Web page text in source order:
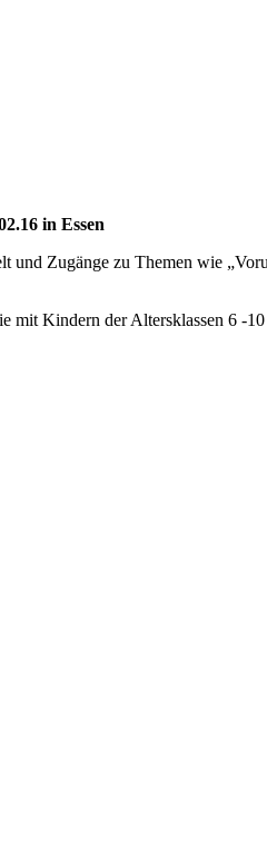
in Essen
und Zugänge zu Themen wie
mit Kindern der Altersklassen 6 -10